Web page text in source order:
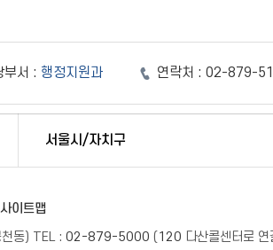
부서 : 행정지원과 연락처 : 02-879-
서울시/자치구
사이트맵
동) TEL : 02-879-5000 (120 다산콜센터로 연